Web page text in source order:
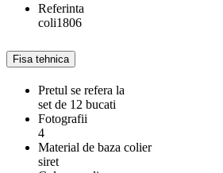
Referinta
coli1806
Fisa tehnica
Pretul se refera la
set de 12 bucati
Fotografii
4
Material de baza colier
siret